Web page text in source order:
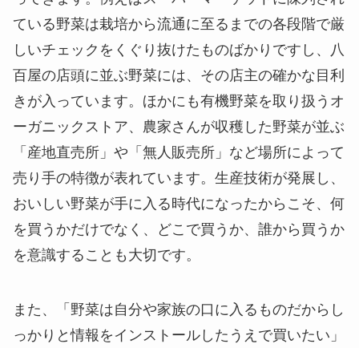
ている野菜は栽培から流通に至るまでの各段階で厳
しいチェックをくぐり抜けたものばかりですし、八
百屋の店頭に並ぶ野菜には、その店主の確かな目利
きが入っています。ほかにも有機野菜を取り扱うオ
ーガニックストア、農家さんが収穫した野菜が並ぶ
「産地直売所」や「無人販売所」など場所によって
売り手の特徴が表れています。生産技術が発展し、
おいしい野菜が手に入る時代になったからこそ、何
を買うかだけでなく、どこで買うか、誰から買うか
を意識することも大切です。
また、「野菜は自分や家族の口に入るものだからし
っかりと情報をインストールしたうえで買いたい」